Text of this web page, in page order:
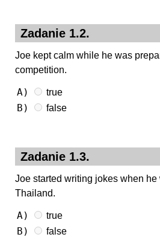
Zadanie 1.2.
Joe kept calm while he was
competition.
A) true
B) false
Zadanie 1.3.
Joe started writing jokes when
Thailand.
A) true
B) false